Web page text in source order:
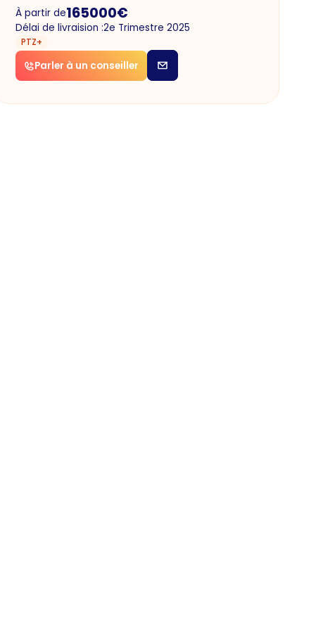
À partir de165000€
Délai de livraision :2e Trimestre 2025
PTZ+
Parler à un conseiller